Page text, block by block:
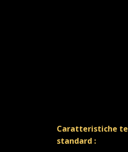
Caratteristiche
standard :